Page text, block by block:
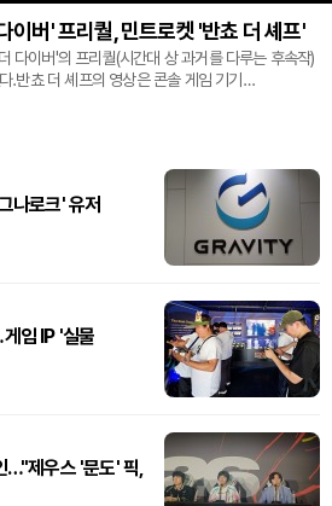
이버' 프리퀄, 민트로켓 '반쵸 더 셰프'
다이버'의 프리퀄(시간대 상 과거를 다루는 후속작)
.반쵸 더 셰프의 영상은 콘솔 게임 기기
나로크' 유저
임 IP '실물
…"제우스 '문도' 픽,